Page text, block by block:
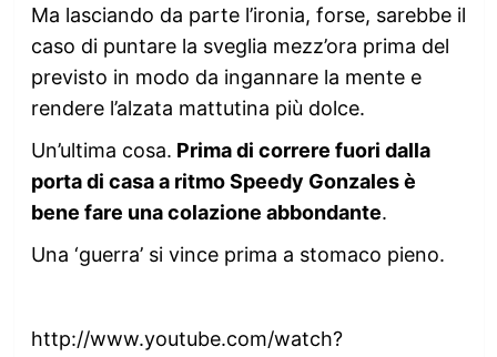
Ma lasciando da parte l’ironia, forse, sarebbe il
caso di puntare la sveglia mezz’ora prima del
previsto in modo da ingannare la mente e
rendere l’alzata mattutina più dolce.
Un’ultima cosa. Prima di correre fuori dalla
porta di casa a ritmo Speedy Gonzales è
bene fare una colazione abbondante.
Una ‘guerra’ si vince prima a stomaco pieno.
http://www.youtube.com/watch?